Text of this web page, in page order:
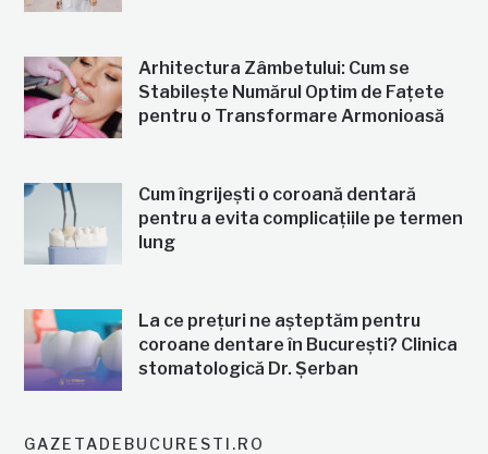
Arhitectura Zâmbetului: Cum se
Stabilește Numărul Optim de Fațete
pentru o Transformare Armonioasă
Cum îngrijești o coroană dentară
pentru a evita complicațiile pe termen
lung
La ce prețuri ne așteptăm pentru
coroane dentare în București? Clinica
stomatologică Dr. Șerban
GAZETADEBUCURESTI.RO